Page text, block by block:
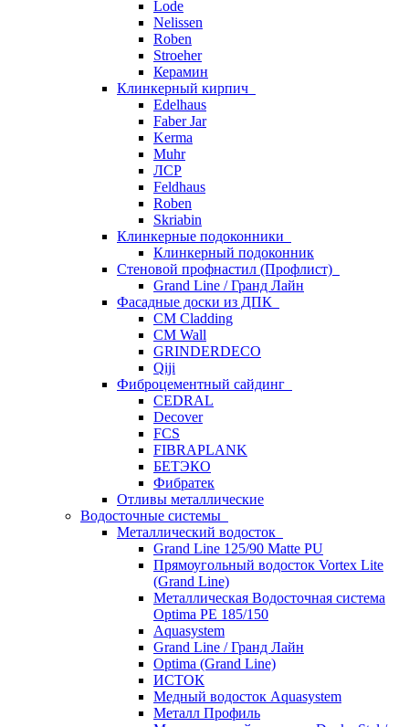
Lode
Nelissen
Roben
Stroeher
Керамин
Клинкерный кирпич
Edelhaus
Faber Jar
Kerma
Muhr
ЛСР
Feldhaus
Roben
Skriabin
Клинкерные подоконники
Клинкерный подоконник
Стеновой профнастил (Профлист)
Grand Line / Гранд Лайн
Фасадные доски из ДПК
CM Cladding
CM Wall
GRINDERDECO
Qiji
Фиброцементный сайдинг
CEDRAL
Decover
FCS
FIBRAPLANK
БЕТЭКО
Фибратек
Отливы металлические
Водосточные системы
Металлический водосток
Grand Line 125/90 Matte PU
Прямоугольный водосток Vortex Lite
(Grand Line)
Металлическая Водосточная система
Optima PE 185/150
Aquasystem
Grand Line / Гранд Лайн
Optima (Grand Line)
ИСТОК
Медный водосток Aquasystem
Металл Профиль